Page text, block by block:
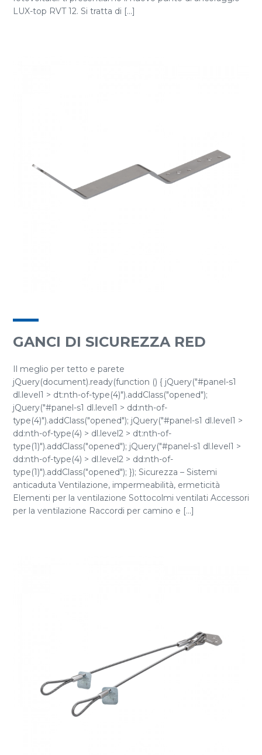
LUX-top RVT 12. Si tratta di [...]
GANCI DI SICUREZZA RED
Il meglio per tetto e parete
jQuery(document).ready(function () { jQuery("#panel-s1
dl.level1 > dt:nth-of-type(4)").addClass("opened");
jQuery("#panel-s1 dl.level1 > dd:nth-of-
type(4)").addClass("opened"); jQuery("#panel-s1 dl.level1 >
dd:nth-of-type(4) > dl.level2 > dt:nth-of-
type(1)").addClass("opened"); jQuery("#panel-s1 dl.level1 >
dd:nth-of-type(4) > dl.level2 > dd:nth-of-
type(1)").addClass("opened"); }); Sicurezza – Sistemi
anticaduta Ventilazione, impermeabilità, ermeticità
Elementi per la ventilazione Sottocolmi ventilati Accessori
per la ventilazione Raccordi per camino e [...]